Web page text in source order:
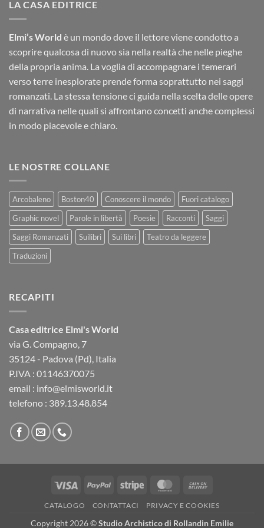
LA CASA EDITRICE
Elmi’s World è un mondo dove il lettore viene condotto a
scoprire qualcosa di nuovo sia nella realtà che nelle pieghe
della propria anima. La voglia di accompagnare i temerari
verso terre inesplorate prende forma soprattutto nei saggi
romanzati. La stessa tensione ci guida nella scelta delle opere
di narrativa nelle quali si affrontano concetti anche complessi
in modo piacevole e chiaro.
LE NOSTRE COLLANE
Arcobaleno Boston40 Conoscere il mondo
Fuori catalogo
Graphic novel
Parole in libertà Poesie Racconti
Saggi
Saggi Romanzati
Suilibri Sui libri
Teatro da leggere
Traduzioni
RECAPITI
Casa editrice Elmi's World
via G. Compagno, 7
35124 - Padova (Pd), Italia
P.IVA : 01146370075
email : info@elmisworld.it
telefono : 389.13.48.854
Visa PayPal Stripe MasterCard
Delivery
CATALOGO CONTATTACI PRIVACY E COOKIES
Copyright 2026 ©Studio Archistico di Rollandin Emilie